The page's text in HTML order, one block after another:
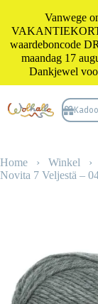
naar
de
Home › Winkel ›
Novita 7 Veljestä –
Vanwege
waardeboncode
maandag 17
Dankjewel